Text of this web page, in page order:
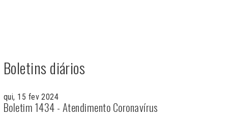
Boletins diários
qui, 15 fev 2024
Boletim 1434 - Atendimento Coronavírus